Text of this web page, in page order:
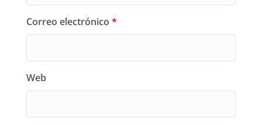
Correo electrónico *
Web